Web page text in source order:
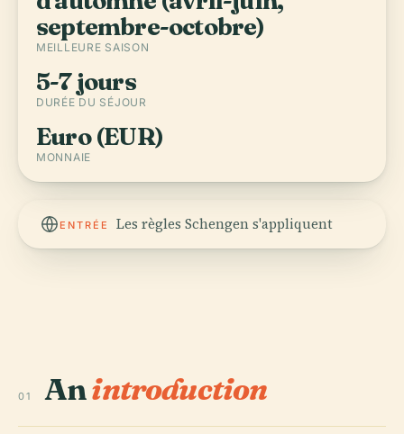
septembre-octobre)
MEILLEURE SAISON
5-7 jours
DURÉE DU SÉJOUR
Euro (EUR)
MONNAIE
ENTRÉE Les règles Schengen s'appliquent
01 Anintroduction